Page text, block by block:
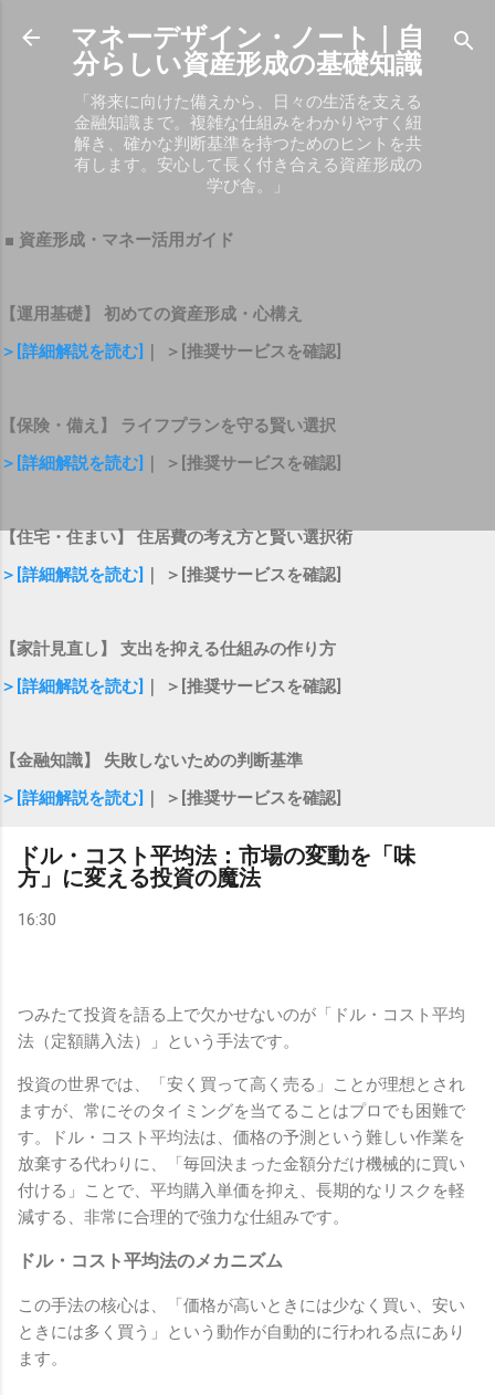
スキップしてメイン コンテンツに移動
マネーデザイン・ノート｜自
分らしい資産形成の基礎知識
「将来に向けた備えから、日々の生活を支える
金融知識まで。複雑な仕組みをわかりやすく紐
解き、確かな判断基準を持つためのヒントを共
有します。安心して長く付き合える資産形成の
学び舎。」
■ 資産形成・マネー活用ガイド
【運用基礎】 初めての資産形成・心構え
＞[詳細解説を読む]
｜ ＞[推奨サービスを確認]
【保険・備え】 ライフプランを守る賢い選択
＞[詳細解説を読む]
｜ ＞[推奨サービスを確認]
【住宅・住まい】 住居費の考え方と賢い選択術
＞[詳細解説を読む]
｜ ＞[推奨サービスを確認]
【家計見直し】 支出を抑える仕組みの作り方
＞[詳細解説を読む]
｜ ＞[推奨サービスを確認]
【金融知識】 失敗しないための判断基準
＞[詳細解説を読む]
｜ ＞[推奨サービスを確認]
ドル・コスト平均法：市場の変動を「味
方」に変える投資の魔法
16:30
つみたて投資を語る上で欠かせないのが「ドル・コスト平均
法（定額購入法）」という手法です。
投資の世界では、「安く買って高く売る」ことが理想とされ
ますが、常にそのタイミングを当てることはプロでも困難で
す。ドル・コスト平均法は、価格の予測という難しい作業を
放棄する代わりに、「毎回決まった金額分だけ機械的に買い
付ける」ことで、平均購入単価を抑え、長期的なリスクを軽
減する、非常に合理的で強力な仕組みです。
ドル・コスト平均法のメカニズム
この手法の核心は、「価格が高いときには少なく買い、安い
ときには多く買う」という動作が自動的に行われる点にあり
ます。